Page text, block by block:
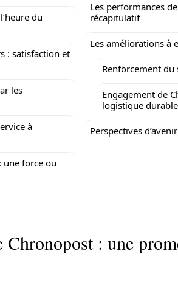
du
: satisfaction et
les
à
une force ou
Les performances
récapitulatif
Les améliorations à
Renforcement du
Engagement de
logistique durable
Perspectives
Chronopost : une